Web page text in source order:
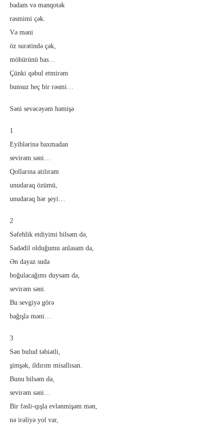
badam və manqotək
rəsmimi çək.
Və məni
öz surətində çək,
möhürünü bas…
Çünki qəbul etmirəm
bunsuz heç bir rəsmi…
Səni sevəcəyəm həmişə
1
Eyiblərinə baxmadan
sevirəm səni…
Qollarına atılıram
unudaraq özümü,
unudaraq hər şeyi…
2
Səfehlik etdiyimi bilsəm də,
Sadədil olduğumu anlasam da,
Ən dayaz suda
boğulacağımı duysam da,
sevirəm səni.
Bu sevgiyə görə
bağışla məni…
3
Sən bulud təbiətli,
şimşək, ildırım misallısan.
Bunu bilsəm də,
sevirəm səni…
Bir fəsli-qışla evlənmişəm mən,
nə irəliyə yol var,